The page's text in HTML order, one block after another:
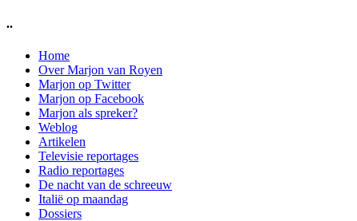
..
Home
Over Marjon van Royen
Marjon op Twitter
Marjon op Facebook
Marjon als spreker?
Weblog
Artikelen
Televisie reportages
Radio reportages
De nacht van de schreeuw
Italië op maandag
Dossiers